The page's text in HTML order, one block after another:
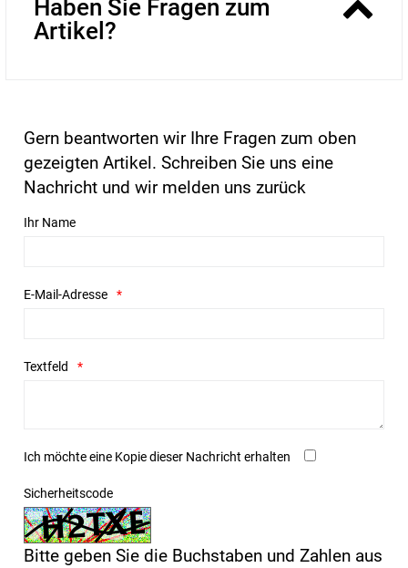
Haben Sie Fragen zum
Artikel?
Gern beantworten wir Ihre Fragen zum oben
gezeigten Artikel. Schreiben Sie uns eine
Nachricht und wir melden uns zurück
Ihr Name
E-Mail-Adresse
Textfeld
Ich möchte eine Kopie dieser Nachricht erhalten
Sicherheitscode
Bitte geben Sie die Buchstaben und Zahlen aus